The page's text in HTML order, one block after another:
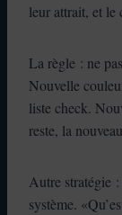
leur attrait, et le
La règle : ne
Nouvelle
liste check.
reste, la
Autre stratégie
système.